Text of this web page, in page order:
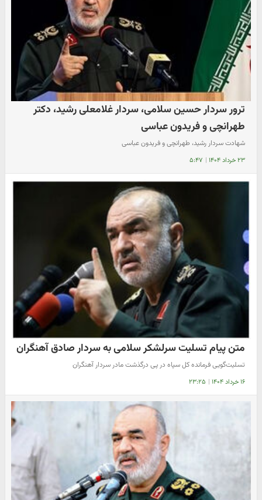
ترور سردار حسین سلامی، سردار غلامعلی رشید، دکتر
طهرانچی و فریدون عباسی
شهادت سردار رشید، طهرانچی و فریدون عباسی
۲۳ خرداد ۱۴۰۴ | ۵:۴۷
متن پیام تسلیت سرلشکر سلامی به سردار صادق آهنگران
تسلیت‌گویی فرمانده کل سپاه در پی درگذشت مادر سردار آهنگران
۱۶ خرداد ۱۴۰۴ | ۲۳:۲۵